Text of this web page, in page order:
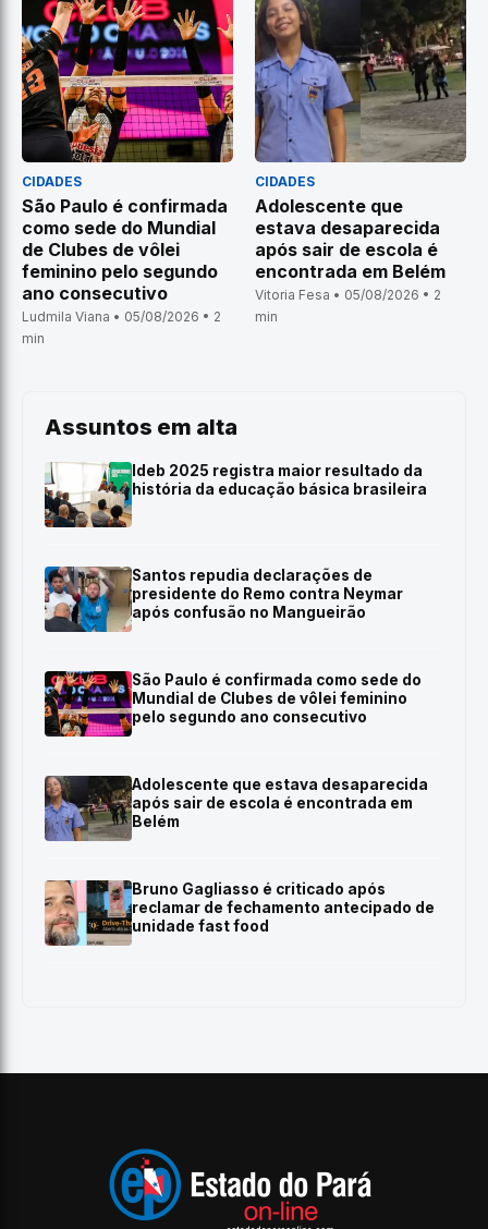
CIDADES
São Paulo é confirmada
como sede do Mundial
de Clubes de vôlei
feminino pelo segundo
ano consecutivo
Ludmila Viana • 05/08/2026 • 2
min
CIDADES
Adolescente que
estava desaparecida
após sair de escola é
encontrada em Belém
Vitoria Fesa • 05/08/2026 • 2
min
Assuntos em alta
Ideb 2025 registra maior resultado da
história da educação básica brasileira
Santos repudia declarações de
presidente do Remo contra Neymar
após confusão no Mangueirão
São Paulo é confirmada como sede do
Mundial de Clubes de vôlei feminino
pelo segundo ano consecutivo
Adolescente que estava desaparecida
após sair de escola é encontrada em
Belém
Bruno Gagliasso é criticado após
reclamar de fechamento antecipado de
unidade fast food